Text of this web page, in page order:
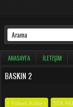
ANASAYFA İLETIŞIM
BASKIN 2
( Yüksek Kalite ) TEK